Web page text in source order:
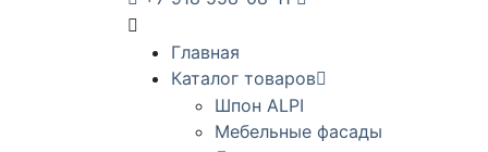
Главная
Каталог товаров
Шпон ALPI
Мебельные фасады